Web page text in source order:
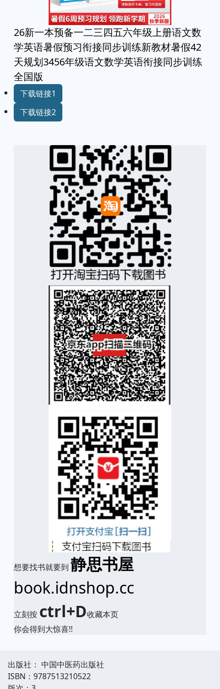
26新一本预备一二三四五六年级上册语文数
学英语暑假预习衔接同步训练新教材暑假42
天规划3456年级语文数学英语衔接同步训练
全国版
下载链接1
下载链接2
想要找书就要到 静思书屋
book.idnshop.cc
立刻按 ctrl+D收藏本页
你会得到大惊喜!!
出版社： 中国中医药出版社
ISBN：9787513210522